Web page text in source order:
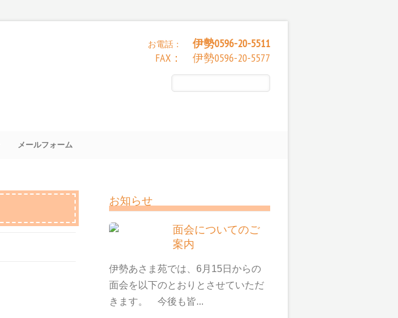
お電話：
伊勢0596-20-5511
FAX： 伊勢0596-20-5577
メールフォーム
お知らせ
面会についてのご
案内
伊勢あさま苑では、6月15日からの
面会を以下のとおりとさせていただ
きます。 今後も皆...